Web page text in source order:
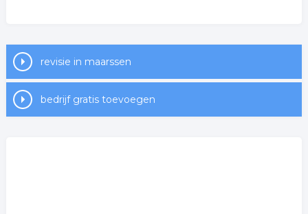
revisie in maarssen
bedrijf gratis toevoegen